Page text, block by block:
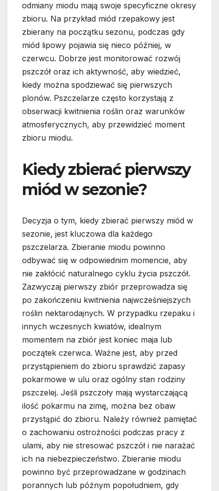
odmiany miodu mają swoje specyficzne okresy
zbioru. Na przykład miód rzepakowy jest
zbierany na początku sezonu, podczas gdy
miód lipowy pojawia się nieco później, w
czerwcu. Dobrze jest monitorować rozwój
pszczół oraz ich aktywność, aby wiedzieć,
kiedy można spodziewać się pierwszych
plonów. Pszczelarze często korzystają z
obserwacji kwitnienia roślin oraz warunków
atmosferycznych, aby przewidzieć moment
zbioru miodu.
Kiedy zbierać pierwszy
miód w sezonie?
Decyzja o tym, kiedy zbierać pierwszy miód w
sezonie, jest kluczowa dla każdego
pszczelarza. Zbieranie miodu powinno
odbywać się w odpowiednim momencie, aby
nie zakłócić naturalnego cyklu życia pszczół.
Zazwyczaj pierwszy zbiór przeprowadza się
po zakończeniu kwitnienia najwcześniejszych
roślin nektarodajnych. W przypadku rzepaku i
innych wczesnych kwiatów, idealnym
momentem na zbiór jest koniec maja lub
początek czerwca. Ważne jest, aby przed
przystąpieniem do zbioru sprawdzić zapasy
pokarmowe w ulu oraz ogólny stan rodziny
pszczelej. Jeśli pszczoły mają wystarczającą
ilość pokarmu na zimę, można bez obaw
przystąpić do zbioru. Należy również pamiętać
o zachowaniu ostrożności podczas pracy z
ulami, aby nie stresować pszczół i nie narażać
ich na niebezpieczeństwo. Zbieranie miodu
powinno być przeprowadzane w godzinach
porannych lub późnym popołudniem, gdy